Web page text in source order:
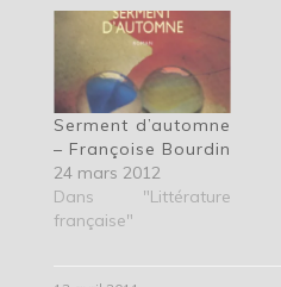
Serment d’automne
– Françoise Bourdin
24 mars 2012
Dans "Littérature
française"